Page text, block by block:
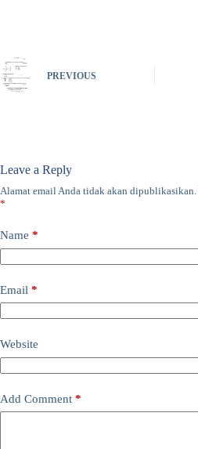
PREVIOUS
Leave a Reply
Alamat email Anda tidak akan dipublikasikan.
*
Name *
Email *
Website
Add Comment *